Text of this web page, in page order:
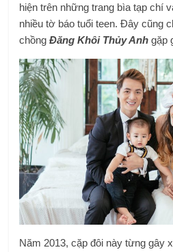
hiện trên những trang bìa tạp chí
nhiều tờ báo tuổi teen. Đây cũng
chồngĐăng Khôi Thủy Anh gặp
Năm 2013, cặp đôi này từng gây